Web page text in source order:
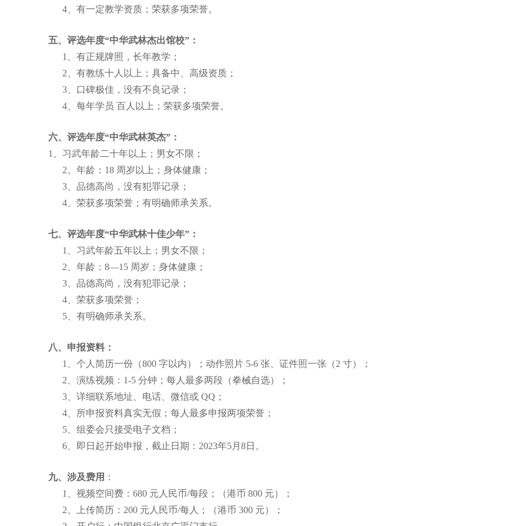
4、有一定教学资质；荣获多项荣誉。
五、 评选年度“中华武林杰出馆校” ：
1、有正规牌照，长年教学；
2、有教练十人以上；具备中、高级资质；
3、口碑极佳，没有不良记录；
4、每年学员 百人以上；荣获多项荣誉。
六、评选年度“中华武林英杰”：
1、习武年龄二十年以上；男女不限；
2、年龄：18 周岁以上；身体健康；
3、品德高尚，没有犯罪记录；
4、荣获多项荣誉；有明确师承关系。
七、评选年度“中华武林十佳少年” ：
1、习武年龄五年以上；男女不限；
2、年龄：8—15 周岁；身体健康；
3、品德高尚，没有犯罪记录；
4、荣获多项荣誉；
5、有明确师承关系。
八、申报资料：
1、个人简历一份（800 字以内）；动作照片 5-6 张、证件照一张（2 寸）；
2、演练视频：1-5 分钟；每人最多两段（拳械自选）；
3、详细联系地址、电话、微信或 QQ；
4、所申报资料真实无假；每人最多申报两项荣誉；
5、组委会只接受电子文档；
6、即日起开始申报，截止日期： 2023年5月 8日。
九、涉及费用 ：
1、视频空间费：680 元人民币/每段；（港币 800 元）；
2、上传简历：200 元人民币/每人；（港币 300 元）；